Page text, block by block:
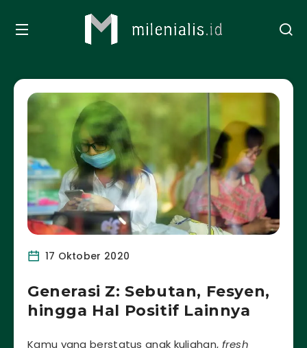
17 Oktober 2020
Generasi Z: Sebutan, Fesyen,
hingga Hal Positif Lainnya
Kamu yang berstatus anak kuliahan, fresh